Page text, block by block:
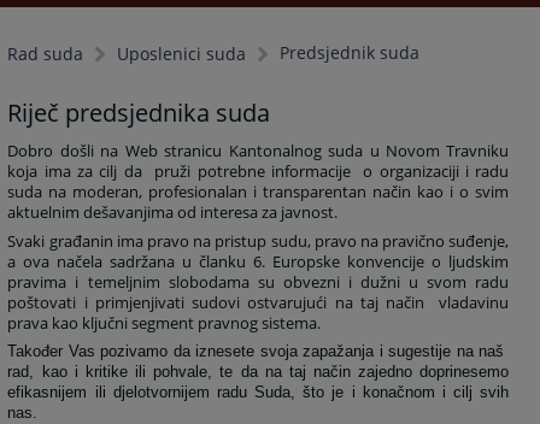
Rad suda Uposlenici suda Predsjednik suda
Riječ predsjednika suda
Dobro došli na Web stranicu Kantonalnog suda u Novom Travniku
koja ima za cilj da pruži potrebne informacije o organizaciji i radu
suda na moderan, profesionalan i transparentan način kao i o svim
aktuelnim dešavanjima od interesa za javnost.
Svaki građanin ima pravo na pristup sudu, pravo na pravično suđenje,
a ova načela sadržana u članku 6. Europske konvencije o ljudskim
pravima i temeljnim slobodama su obvezni i dužni u svom radu
poštovati i primjenjivati sudovi ostvarujući na taj način vladavinu
prava kao ključni segment pravnog sistema.
Također Vas pozivamo da iznesete svoja zapažanja i sugestije na naš
rad, kao i kritike ili pohvale, te da na taj način zajedno doprinesemo
efikasnijem ili djelotvornijem radu Suda, što je i konačnom i cilj svih
nas.